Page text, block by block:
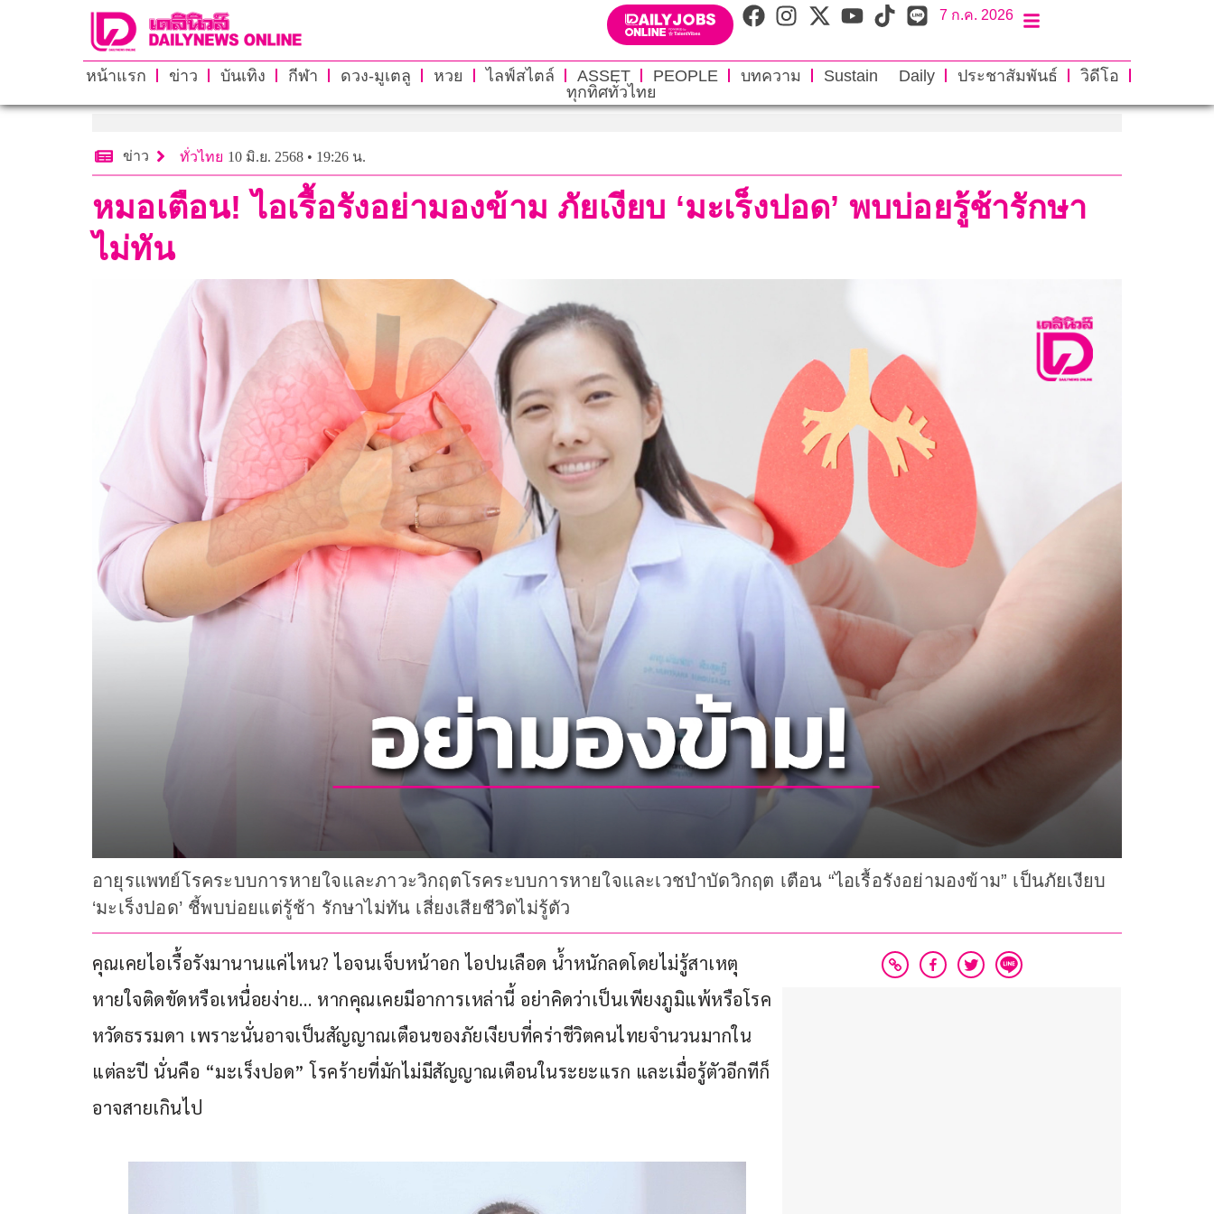
7 ก.ค. 2026
หน้าแรก ข่าว บันเทิง กีฬา ดวง-มูเตลู หวย ไลฟ์สไตล์ ASSET PEOPLE บทความ Sustain Daily ประชาสัมพันธ์
วิดีโอ
ทุกทิศทั่วไทย
ข่าว ทั่วไทย 10 มิ.ย. 2568 • 19:26 น.
หมอเตือน! ไอเรื้อรังอย่ามองข้าม ภัยเงียบ ‘มะเร็งปอด’ พบบ่อยรู้ช้ารักษา
ไม่ทัน
อายุรแพทย์โรคระบบการหายใจและภาวะวิกฤตโรคระบบการหายใจและเวชบำบัดวิกฤต เตือน “ไอเรื้อรังอย่ามองข้าม” เป็นภัยเงียบ
‘มะเร็งปอด’ ชี้พบบ่อยแต่รู้ช้า รักษาไม่ทัน เสี่ยงเสียชีวิตไม่รู้ตัว
คุณเคยไอเรื้อรังมานานแค่ไหน? ไอจนเจ็บหน้าอก ไอปนเลือด น้ำหนักลดโดยไม่รู้สาเหตุ
หายใจติดขัดหรือเหนื่อยง่าย… หากคุณเคยมีอาการเหล่านี้ อย่าคิดว่าเป็นเพียงภูมิแพ้หรือโรค
หวัดธรรมดา เพราะนั่นอาจเป็นสัญญาณเตือนของภัยเงียบที่คร่าชีวิตคนไทยจำนวนมากใน
แต่ละปี นั่นคือ “มะเร็งปอด” โรคร้ายที่มักไม่มีสัญญาณเตือนในระยะแรก และเมื่อรู้ตัวอีกทีก็
อาจสายเกินไป